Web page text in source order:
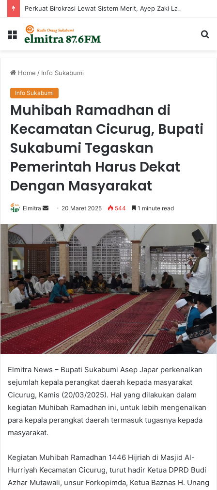
Menu
Home / Info Sukabumi
Info Sukabumi
Muhibah Ramadhan di
Kecamatan Cicurug, Bupati
Sukabumi Tegaskan
Pemerintah Harus Dekat
Dengan Masyarakat
Elmitra
Send
email
20 Maret 2025 544 1 minute read
Elmitra News – Bupati Sukabumi Asep Japar perkenalkan
sejumlah kepala perangkat daerah kepada masyarakat
Cicurug, Kamis (20/03/2025). Hal yang dilakukan dalam
kegiatan Muhibah Ramadhan ini, untuk lebih mengenalkan
para kepala perangkat daerah termasuk tugasnya kepada
masyarakat.
Kegiatan Muhibah Ramadhan 1446 Hijriah di Masjid Al-
Hurriyah Kecamatan Cicurug, turut hadir Ketua DPRD Budi
Azhar Mutawali, unsur Forkopimda, Ketua Baznas H. Unang